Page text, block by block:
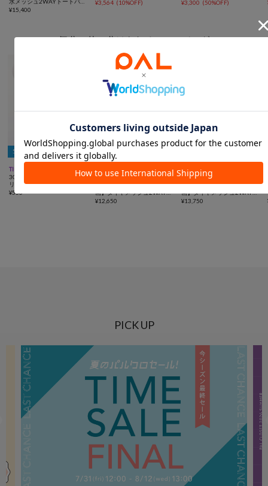
グ
¥15,400
ホルダー付き
¥3,564 (10%OFF) ¥3,300 (50%OFF)
気分で使い分けられる2WAYバッグ
5％OFFクーポン
TIME SALE 
3COINS
リュック2WAYエコバッグ
¥550
一部予約 動画 
ear PAPILLONNER
追加決定！【ouchi/ほし企
画】ダイヤメッシュ2WAYト
ートバッグ Sサイズ
¥12,650
一部予約 
ear PAPILLONNER
追加決定！【ouchi/ほし企
画】ダイヤメッシュ2WAYト
ートバッグLサイズ
¥13,750
PICK UP